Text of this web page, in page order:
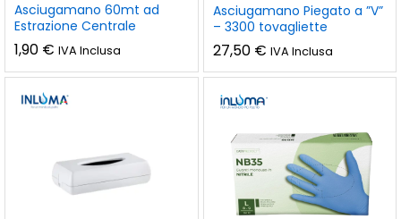
Asciugamano 60mt ad
Estrazione Centrale
1,90 € IVA Inclusa
Asciugamano Piegato a ”V”
– 3300 tovagliette
27,50 € IVA Inclusa